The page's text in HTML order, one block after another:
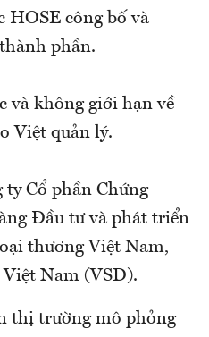
công bố và
phần.
và không giới hạn về
Việt quản lý.
Cổ phần Chứng
Đầu tư và phát triển
thương Việt Nam,
Nam (VSD).
thị trường mô phỏng